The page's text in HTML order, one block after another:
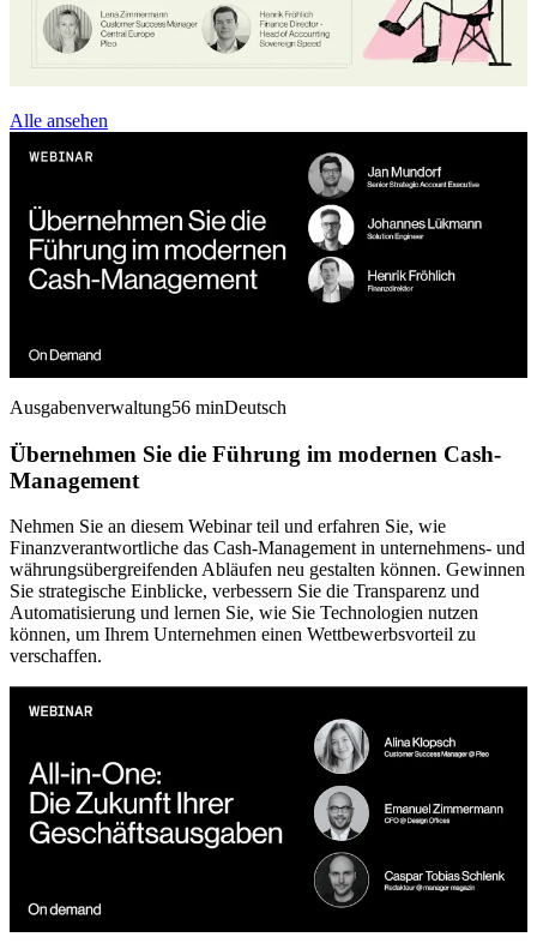
Alle ansehen
Ausgabenverwaltung56 minDeutsch
Übernehmen Sie die Führung im modernen Cash-
Management
Nehmen Sie an diesem Webinar teil und erfahren Sie, wie
Finanzverantwortliche das Cash-Management in unternehmens- und
währungsübergreifenden Abläufen neu gestalten können. Gewinnen
Sie strategische Einblicke, verbessern Sie die Transparenz und
Automatisierung und lernen Sie, wie Sie Technologien nutzen
können, um Ihrem Unternehmen einen Wettbewerbsvorteil zu
verschaffen.